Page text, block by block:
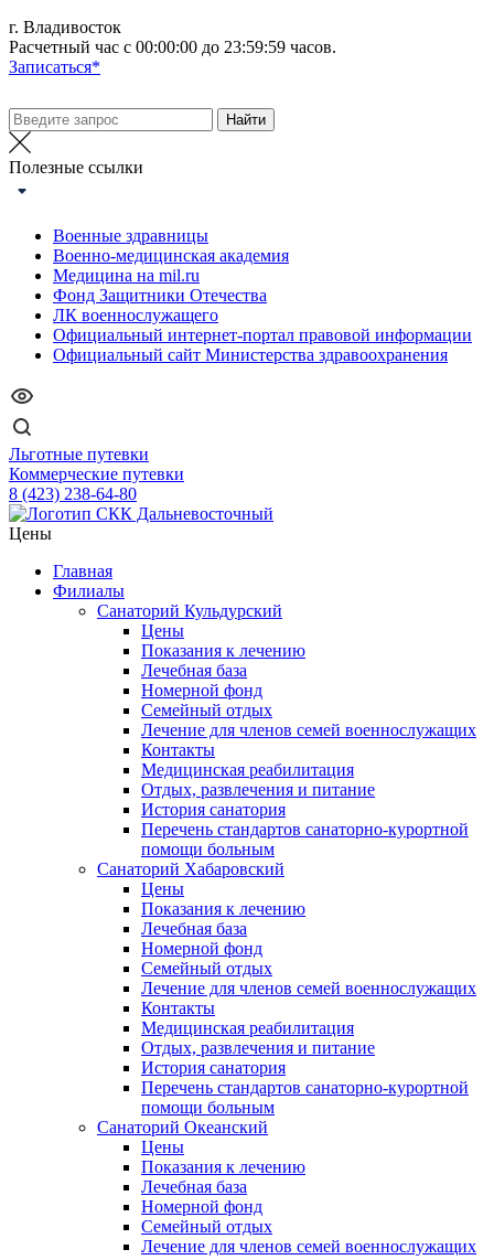
г. Владивосток
Расчетный час с 00:00:00 до 23:59:59 часов.
Записаться*
Полезные ссылки
Военные здравницы
Военно-медицинская академия
Медицина на mil.ru
Фонд Защитники Отечества
ЛК военнослужащего
Официальный интернет-портал правовой информации
Официальный сайт Министерства здравоохранения
Льготные путевки
Коммерческие путевки
8 (423) 238-64-80
Цены
Главная
Филиалы
Санаторий Кульдурский
Цены
Показания к лечению
Лечебная база
Номерной фонд
Семейный отдых
Лечение для членов семей военнослужащих
Контакты
Медицинская реабилитация
Отдых, развлечения и питание
История санатория
Перечень стандартов санаторно-курортной
помощи больным
Санаторий Хабаровский
Цены
Показания к лечению
Лечебная база
Номерной фонд
Семейный отдых
Лечение для членов семей военнослужащих
Контакты
Медицинская реабилитация
Отдых, развлечения и питание
История санатория
Перечень стандартов санаторно-курортной
помощи больным
Санаторий Океанский
Цены
Показания к лечению
Лечебная база
Номерной фонд
Семейный отдых
Лечение для членов семей военнослужащих